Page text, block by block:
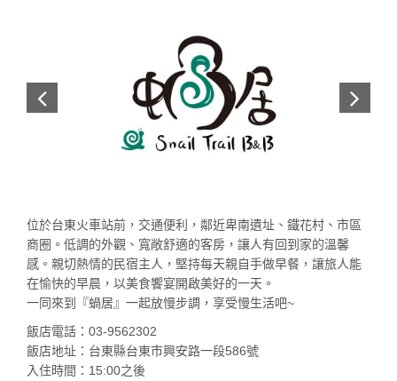
位於台東火車站前，交通便利，鄰近卑南遺址、鐵花村、市區
商圈。低調的外觀、寬敞舒適的客房，讓人有回到家的溫馨
感。親切熱情的民宿主人，堅持每天親自手做早餐，讓旅人能
在愉快的早晨，以美食饗宴開啟美好的一天。
一同來到『蝸居』一起放慢步調，享受慢生活吧~
飯店電話：03-9562302
飯店地址：台東縣台東市興安路一段586號
入住時間：15:00之後